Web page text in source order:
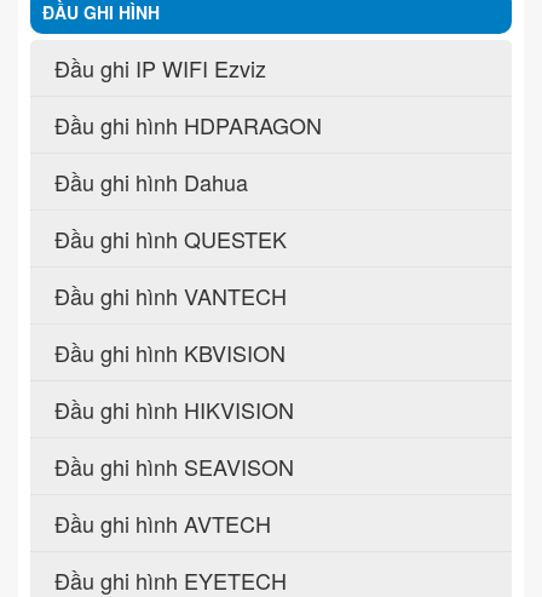
ĐẦU GHI HÌNH
Đầu ghi IP WIFI Ezviz
Đầu ghi hình HDPARAGON
Đầu ghi hình Dahua
Đầu ghi hình QUESTEK
Đầu ghi hình VANTECH
Đầu ghi hình KBVISION
Đầu ghi hình HIKVISION
Đầu ghi hình SEAVISON
Đầu ghi hình AVTECH
Đầu ghi hình EYETECH